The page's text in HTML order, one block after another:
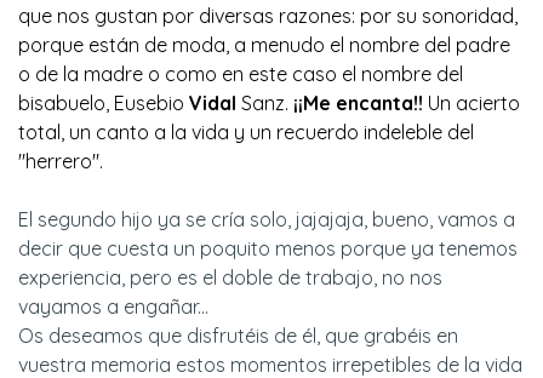
que nos gustan por diversas razones: por su sonoridad,
porque están de moda, a menudo el nombre del padre
o de la madre o como en este caso el nombre del
bisabuelo, Eusebio Vidal Sanz. ¡¡Me encanta!! Un acierto
total, un canto a la vida y un recuerdo indeleble del
"herrero".
El segundo hijo ya se cría solo, jajajaja, bueno, vamos a
decir que cuesta un poquito menos porque ya tenemos
experiencia, pero es el doble de trabajo, no nos
vayamos a engañar...
Os deseamos que disfrutéis de él, que grabéis en
vuestra memoria estos momentos irrepetibles de la vida